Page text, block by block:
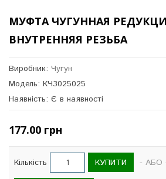
МУФТА ЧУГУННАЯ
ВНУТРЕННЯЯ РЕЗЬБА
Виробник: Чугун
Модель: КЧ3025025
Наявність: Є в наявності
177.00 грн
Кількість КУПИТИ - АБО